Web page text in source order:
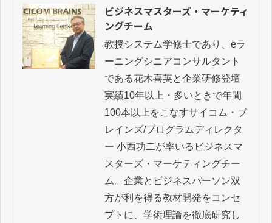
ビジネスマスターズ・マーケティ
ングチーム
教授システム学修士であり、eラ
ーニングシニアコンサルタント
である花木喜英と企業研修登壇
実績10年以上・多いときで年間
100本以上をこなすサイコム・ブ
レインズ/プログラムディレクタ
ー 小西功二が率いるビジネスマ
スターズ・マーケティングチー
ム。企業とビジネスパーソン双
方が利を得る教材開発をコンセ
プトに、学術理論を徹底研究し